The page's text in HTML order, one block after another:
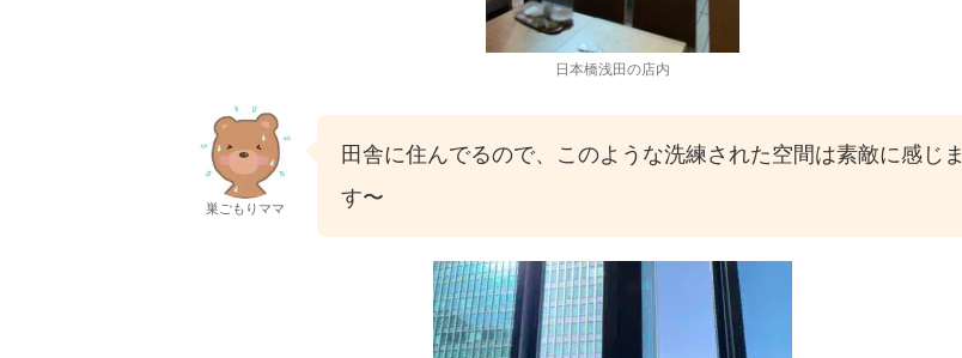
日本橋浅田の店内
巣ごもりママ
田舎に住んでるので、このような洗練された空間は素敵に感じま
す〜